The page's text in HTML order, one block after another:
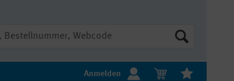
Anmelden